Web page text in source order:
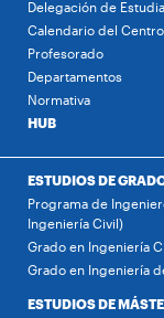
Delegación de
Calendario del Centro
Profesorado
Departamentos
Normativa
HUB
ESTUDIOS DE
Programa de
Ingeniería Civil)
Grado en Ingeniería
Grado en Ingeniería
ESTUDIOS DE